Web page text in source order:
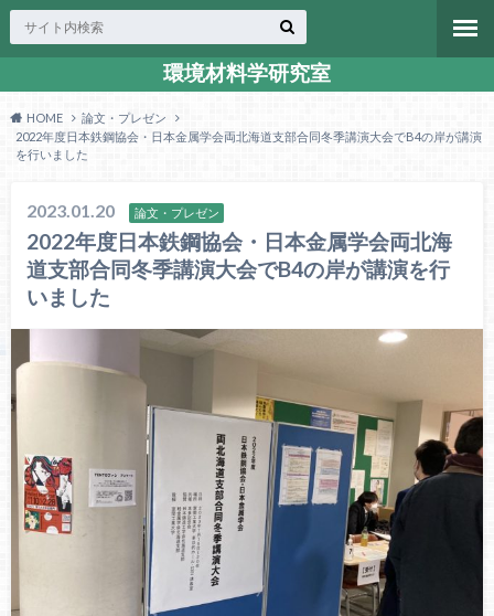
環境材料学研究室
HOME
論文・プレゼン
2022年度日本鉄鋼協会・日本金属学会両北海道支部合同冬季講演大会でB4の岸が講演
を行いました
2023.01.20 論文・プレゼン
2022年度日本鉄鋼協会・日本金属学会両北海
道支部合同冬季講演大会でB4の岸が講演を行
いました